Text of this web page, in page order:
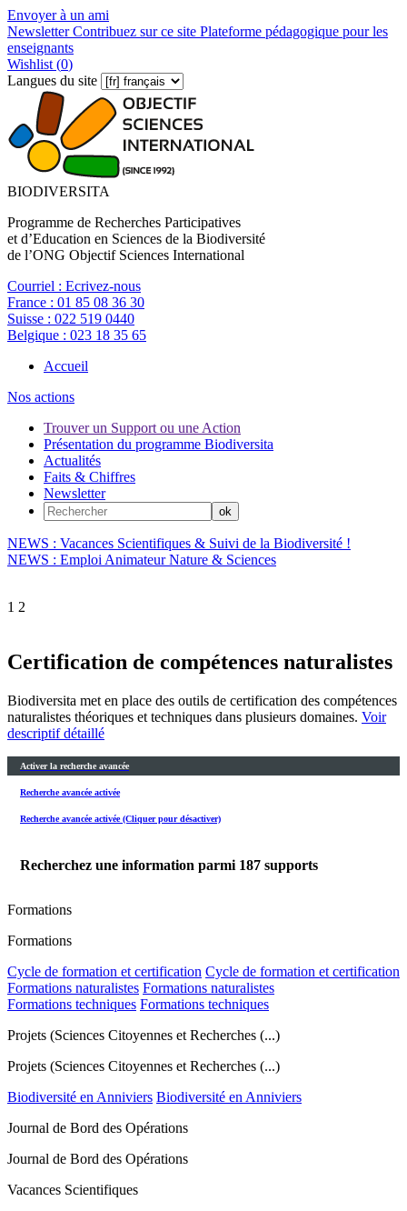
Envoyer à un ami
NewsletterContribuez sur ce site Plateforme pédagogique pour les
enseignants
Wishlist (0)
Langues du site
BIODIVERSITA
Programme de Recherches Participatives
et d’Education en Sciences de la Biodiversité
de l’ONG Objectif Sciences International
Courriel : Ecrivez-nous
France : 01 85 08 36 30
Suisse : 022 519 0440
Belgique : 023 18 35 65
Accueil
Nos actions
Trouver un Support ou une Action
Présentation du programme Biodiversita
Actualités
Faits & Chiffres
Newsletter
NEWS : Vacances Scientifiques & Suivi de la Biodiversité !
NEWS : Emploi Animateur Nature & Sciences
1 2
Certification de compétences naturalistes
Biodiversita met en place des outils de certification des compétences
naturalistes théoriques et techniques dans plusieurs domaines. Voir
descriptif détaillé
Activer la recherche avancée
Recherche avancée activée
Recherche avancée activée (Cliquer pour désactiver)
Recherchez une information parmi 187 supports
Formations
Formations
Cycle de formation et certification Cycle de formation et certification
Formations naturalistes Formations naturalistes
Formations techniques Formations techniques
Projets (Sciences Citoyennes et Recherches (...)
Projets (Sciences Citoyennes et Recherches (...)
Biodiversité en Anniviers Biodiversité en Anniviers
Journal de Bord des Opérations
Journal de Bord des Opérations
Vacances Scientifiques